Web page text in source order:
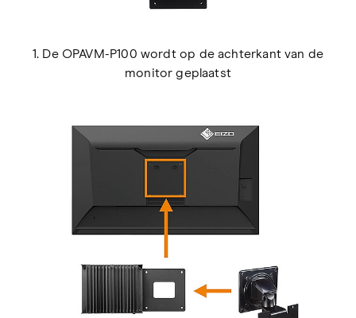
1. De OPAVM-P100 wordt op de achterkant van de
monitor geplaatst